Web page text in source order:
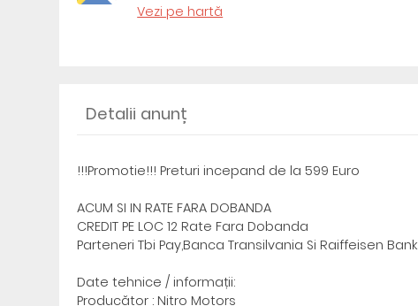
Vezi pe hartă
Detalii anunț
!!!Promotie!!! Preturi incepand de la 599 Euro
ACUM SI IN RATE FARA DOBANDA
CREDIT PE LOC 12 Rate Fara Dobanda
Parteneri Tbi Pay,Banca Transilvania Si Raiffeisen Bank
Date tehnice / informații:
Producător : Nitro Motors